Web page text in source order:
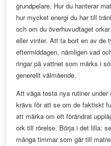
grundpelare. Hur du hanterar
hur mycket energi du har till
och om du överhuvudtaget
eller vinter. Att ta bort en av de
eftermiddagen, nämligen vad
ringar på vattnet som märks i
generellt välmående.
Att våga testa nya rutiner
krävs för att se om de faktiskt
att märka om ett förändrat
ork till rörelse. Börja i det lilla:
många timmar som går till